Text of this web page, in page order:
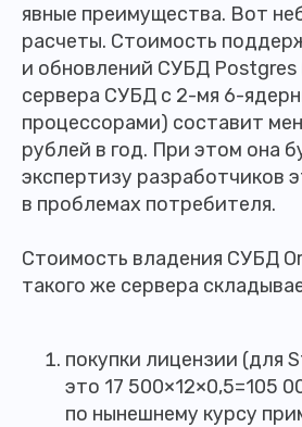
явные преимущества. Вот
расчеты. Стоимость
и обновлений СУБД Postgres
сервера СУБД с 2-мя 6-
процессорами) составит
рублей в год. При этом она
экспертизу разработчиков
в проблемах потребителя.
Стоимость владения СУБД
такого же сервера
покупки лицензии (для
это 17 500×12×0,5=105
по нынешнему курсу